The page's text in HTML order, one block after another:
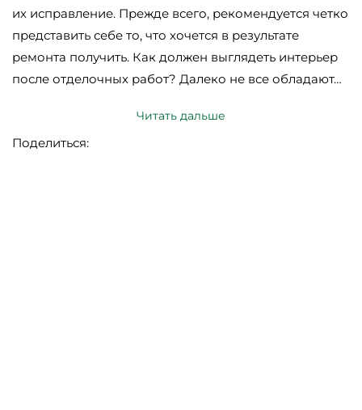
их исправление. Прежде всего, рекомендуется четко
представить себе то, что хочется в результате
ремонта получить. Как должен выглядеть интерьер
после отделочных работ? Далеко не все обладают…
Читать дальше
Поделиться: